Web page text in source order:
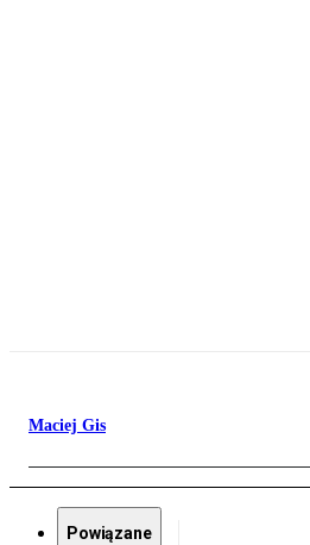
Maciej Gis
Powiązane